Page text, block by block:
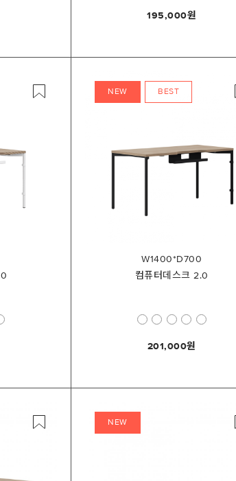
195,000
NEW BEST
W1400*D700
컴퓨터데스크 2.0
201,000
NEW